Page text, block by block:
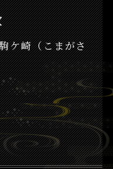
ケ崎（こまがさ